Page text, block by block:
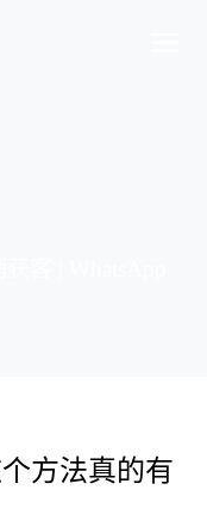
方法真的有